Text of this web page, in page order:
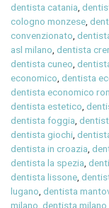
dentista catania,
cologno monzese,
convenzionato,
asl milano,dentista
dentista cuneo,
economico,dentista
dentista economico
dentista estetico,
dentista foggia,
dentista giochi,
dentista in croazia,
dentista la spezia,
dentista lissone,
lugano,dentista
milano,dentista